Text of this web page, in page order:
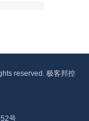
reserved. 极客邦控
号